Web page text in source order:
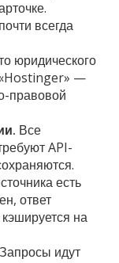
всегда
юридического
—
правовой
Все
API-
есть
ответ
на
Запросы идут